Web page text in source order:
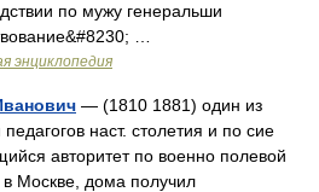
по мужу генеральши
…
энциклопедия
— (1810 1881) один из
наст. столетия и по сие
авторитет по военно полевой
Москве, дома получил